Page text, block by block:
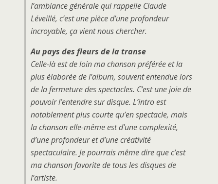
l’ambiance générale qui rappelle Claude
Léveillé, c’est une pièce d’une profondeur
incroyable, ça vient nous chercher.
Au pays des fleurs de la transe
Celle-là est de loin ma chanson préférée et la
plus élaborée de l’album, souvent entendue lors
de la fermeture des spectacles. C’est une joie de
pouvoir l’entendre sur disque. L’intro est
notablement plus courte qu’en spectacle, mais
la chanson elle-même est d’une complexité,
d’une profondeur et d’une créativité
spectaculaire. Je pourrais même dire que c’est
ma chanson favorite de tous les disques de
l’artiste.